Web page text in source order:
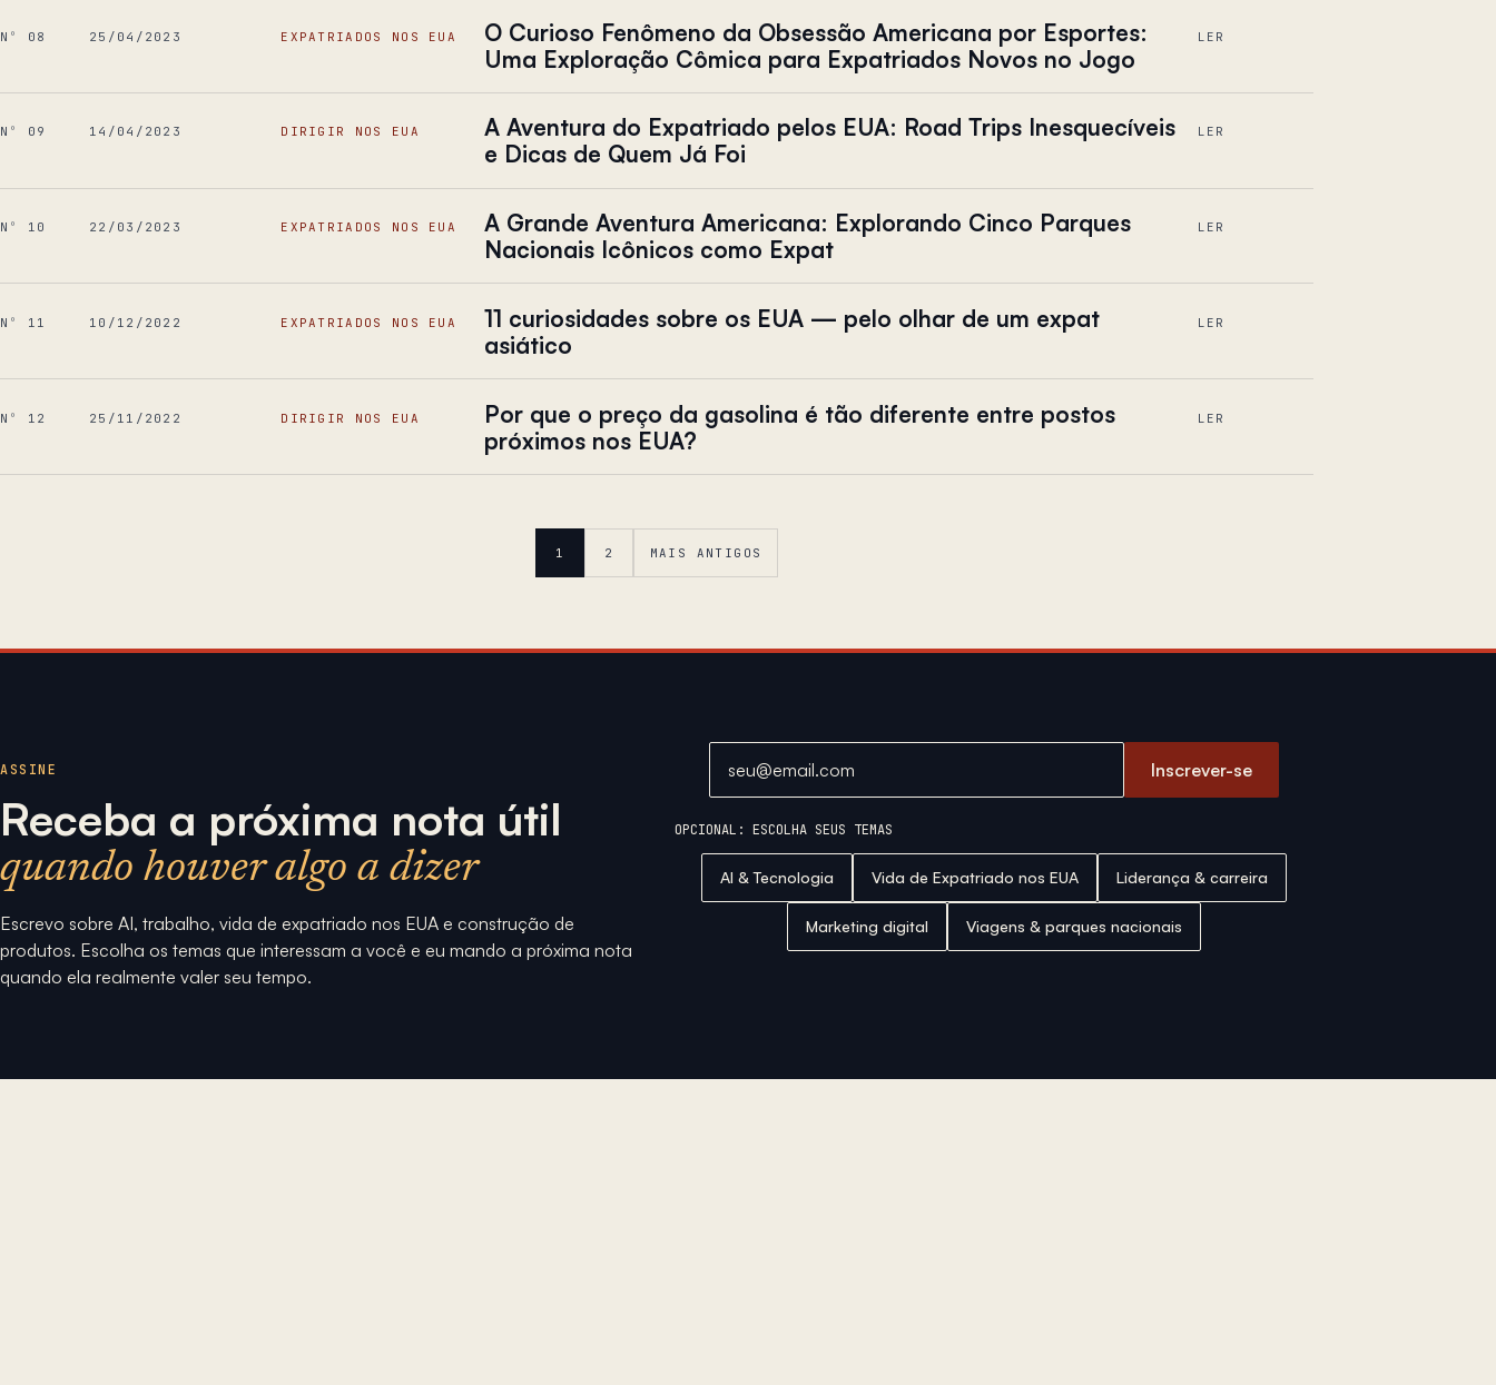
Nº 08 25/04/2023 EXPATRIADOS NOS EUA
O Curioso Fenômeno da Obsessão Americana por Esportes:
Uma Exploração Cômica para Expatriados Novos no Jogo
LER
Nº 09 14/04/2023 DIRIGIR NOS EUA
A Aventura do Expatriado pelos EUA: Road Trips Inesquecíveis
e Dicas de Quem Já Foi
LER
Nº 10 22/03/2023 EXPATRIADOS NOS EUA
A Grande Aventura Americana: Explorando Cinco Parques
Nacionais Icônicos como Expat
LER
Nº 11 10/12/2022 EXPATRIADOS NOS EUA
11 curiosidades sobre os EUA — pelo olhar de um expat
asiático
LER
Nº 12 25/11/2022 DIRIGIR NOS EUA
Por que o preço da gasolina é tão diferente entre postos
próximos nos EUA?
LER
1 2 MAIS ANTIGOS
ASSINE
Receba a próxima nota útil
quando houver algo a dizer
Escrevo sobre AI, trabalho, vida de expatriado nos EUA e construção de
produtos. Escolha os temas que interessam a você e eu mando a próxima nota
quando ela realmente valer seu tempo.
Inscrever-se
OPCIONAL: ESCOLHA SEUS TEMAS
AI & Tecnologia Vida de Expatriado nos EUA Liderança & carreira
Marketing digital Viagens & parques nacionais